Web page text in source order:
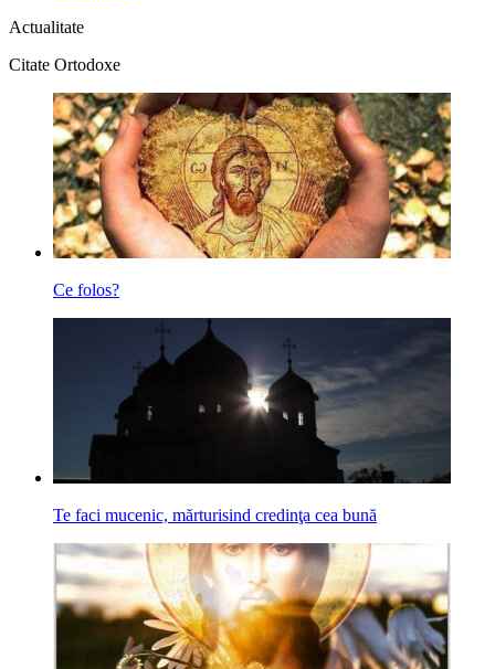
Actualitate
Citate Ortodoxe
Ce folos?
Te faci mucenic, mărturisind credinţa cea bună